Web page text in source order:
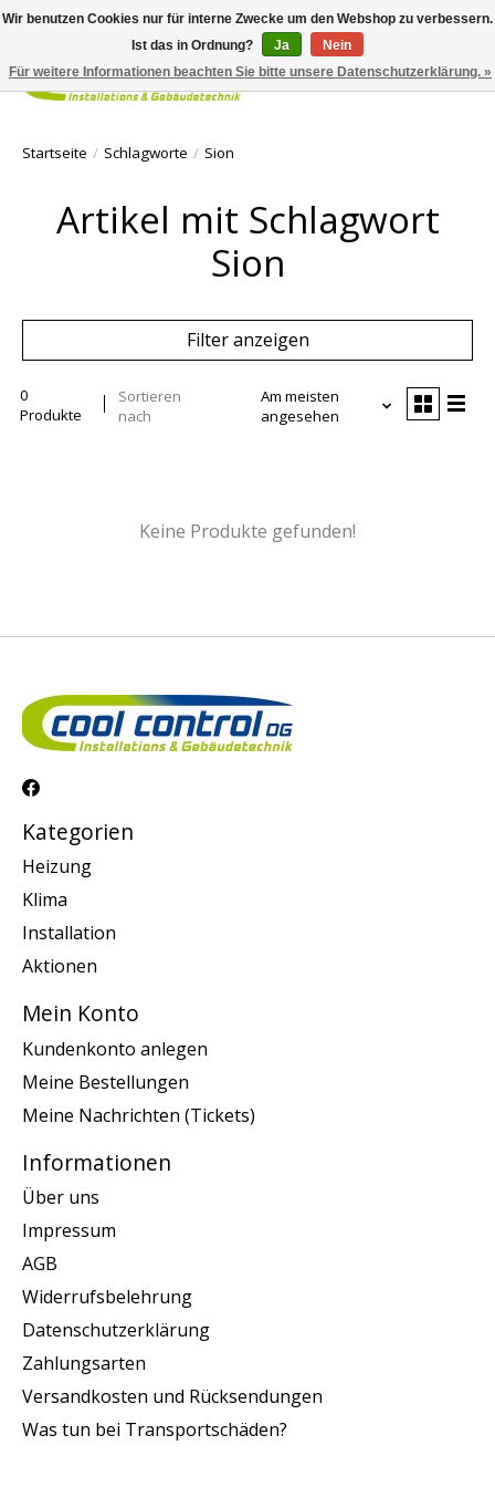
Ihr
Startseite / Schlagworte / Sion
Artikel mit Schlagwort
Sion
Filter anzeigen
0
Produkte
Sortieren
nach
Am meisten
angesehen
Keine Produkte gefunden!
Kategorien
Heizung
Klima
Installation
Aktionen
Mein Konto
Kundenkonto anlegen
Meine Bestellungen
Meine Nachrichten (Tickets)
Informationen
Über uns
Impressum
AGB
Widerrufsbelehrung
Datenschutzerklärung
Zahlungsarten
Versandkosten und Rücksendungen
Was tun bei Transportschäden?
Wir benutzen Cookies nur für interne Zwecke um den Webshop zu verbessern.
Ist das in Ordnung?
Ja
Nein
Für weitere Informationen beachten Sie bitte unsere Datenschutzerklärung. »